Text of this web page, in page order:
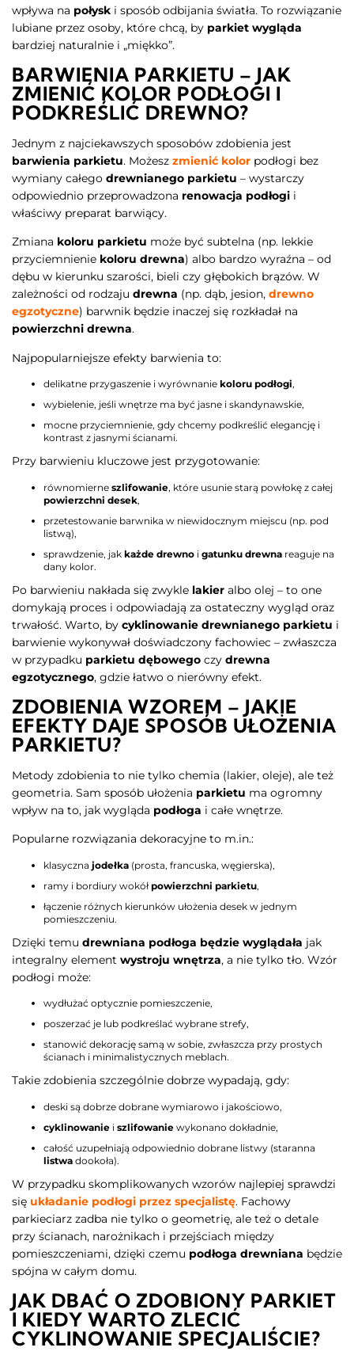
wpływa na połysk i sposób odbijania światła. To rozwiązanie
lubiane przez osoby, które chcą, by parkiet wygląda
bardziej naturalnie i „miękko”.
BARWIENIA PARKIETU – JAK
ZMIENIĆ KOLOR PODŁOGI I
PODKREŚLIĆ DREWNO?
Jednym z najciekawszych sposobów zdobienia jest
barwienia parkietu. Możesz zmienić kolor podłogi bez
wymiany całego drewnianego parkietu – wystarczy
odpowiednio przeprowadzona renowacja podłogi i
właściwy preparat barwiący.
Zmiana koloru parkietu może być subtelna (np. lekkie
przyciemnienie koloru drewna) albo bardzo wyraźna – od
dębu w kierunku szarości, bieli czy głębokich brązów. W
zależności od rodzaju drewna (np. dąb, jesion, drewno
egzotyczne) barwnik będzie inaczej się rozkładał na
powierzchni drewna.
Najpopularniejsze efekty barwienia to:
delikatne przygaszenie i wyrównanie koloru podłogi,
wybielenie, jeśli wnętrze ma być jasne i skandynawskie,
mocne przyciemnienie, gdy chcemy podkreślić elegancję i
kontrast z jasnymi ścianami.
Przy barwieniu kluczowe jest przygotowanie:
równomierne szlifowanie, które usunie starą powłokę z całej
powierzchni desek,
przetestowanie barwnika w niewidocznym miejscu (np. pod
listwą),
sprawdzenie, jak każde drewno i gatunku drewna reaguje na
dany kolor.
Po barwieniu nakłada się zwykle lakier albo olej – to one
domykają proces i odpowiadają za ostateczny wygląd oraz
trwałość. Warto, by cyklinowanie drewnianego parkietu i
barwienie wykonywał doświadczony fachowiec – zwłaszcza
w przypadku parkietu dębowego czy drewna
egzotycznego, gdzie łatwo o nierówny efekt.
ZDOBIENIA WZOREM – JAKIE
EFEKTY DAJE SPOSÓB UŁOŻENIA
PARKIETU?
Metody zdobienia to nie tylko chemia (lakier, oleje), ale też
geometria. Sam sposób ułożenia parkietu ma ogromny
wpływ na to, jak wygląda podłoga i całe wnętrze.
Popularne rozwiązania dekoracyjne to m.in.:
klasyczna jodełka (prosta, francuska, węgierska),
ramy i bordiury wokółpowierzchni parkietu,
łączenie różnych kierunków ułożenia desek w jednym
pomieszczeniu.
Dzięki temu drewniana podłoga będzie wyglądała jak
integralny element wystroju wnętrza, a nie tylko tło. Wzór
podłogi może:
wydłużać optycznie pomieszczenie,
poszerzać je lub podkreślać wybrane strefy,
stanowić dekorację samą w sobie, zwłaszcza przy prostych
ścianach i minimalistycznych meblach.
Takie zdobienia szczególnie dobrze wypadają, gdy:
deski są dobrze dobrane wymiarowo i jakościowo,
cyklinowanie i szlifowanie wykonano dokładnie,
całość uzupełniają odpowiednio dobrane listwy (staranna
listwa dookoła).
W przypadku skomplikowanych wzorów najlepiej sprawdzi
się układanie podłogi przez specjalistę. Fachowy
parkieciarz zadba nie tylko o geometrię, ale też o detale
przy ścianach, narożnikach i przejściach między
pomieszczeniami, dzięki czemu podłoga drewniana będzie
spójna w całym domu.
JAK DBAĆ O ZDOBIONY PARKIET
I KIEDY WARTO ZLECIĆ
CYKLINOWANIE SPECJALIŚCIE?